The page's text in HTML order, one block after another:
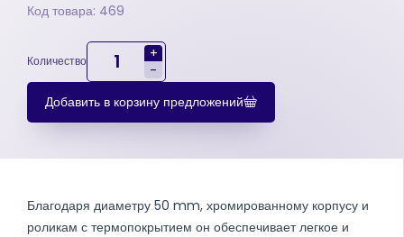
Код товара: 469
Количество
+
-
Добавить в корзину предложений
Благодаря диаметру 50 mm, хромированному корпусу и
роликам с термопокрытием он обеспечивает легкое и